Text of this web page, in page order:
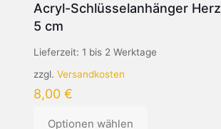
Acryl-Schlüsselanhänger Herz
5 cm
Lieferzeit: 1 bis 2 Werktage
zzgl. Versandkosten
8,00 €
Optionen wählen